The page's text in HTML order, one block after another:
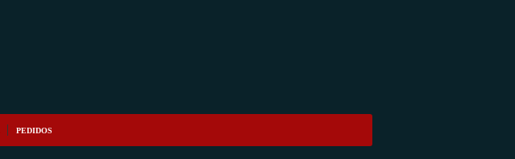
PEDIDOS